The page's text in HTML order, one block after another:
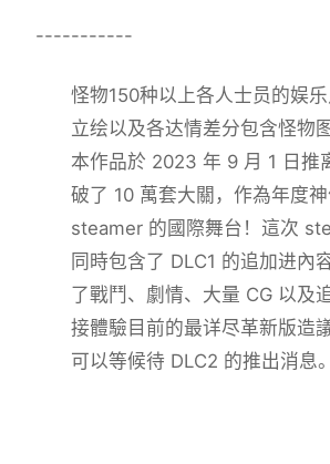
-----------
怪物150种以上各人士员的娱
立绘以及各达情差分包含怪物
本作品於 2023 年 9 月 1 日推
破了 10 萬套大關，作為年度
steamer 的國際舞台！這次
同時包含了 DLC1 的追加进內
了戰鬥、劇情、大量 CG 以及
接體驗目前的最详尽革新版造
可以等候待 DLC2 的推出消息。